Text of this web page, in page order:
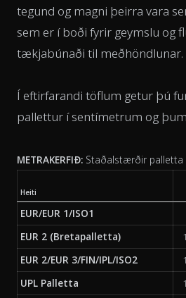
tegund og magni þeirra vara
sem er í boði fyrir geymslu og
tækjabúnaði til meðhöndlunar.
Í eftirfarandi töflum getur þú
pallettur í sentímetrum og
METRAKERFIÐ: Staðalstærðir palletta
Heiti
EUR/EUR 1/ISO1
EUR 2 (Bretapalletta)
EUR 2/EUR 3/FIN/IPL/ISO2
UPL Palletta